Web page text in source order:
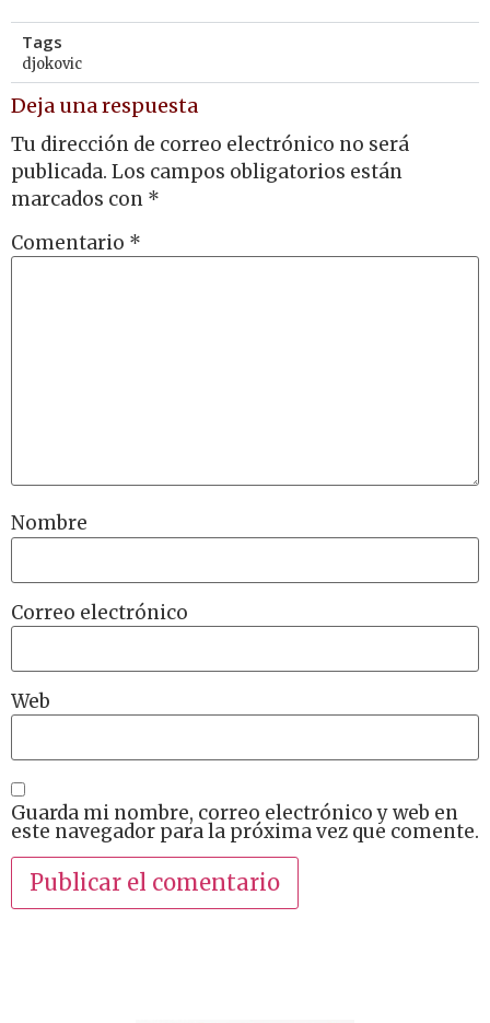
Tags
djokovic
Deja una respuesta
Tu dirección de correo electrónico no será
publicada. Los campos obligatorios están
marcados con *
Comentario *
Nombre
Correo electrónico
Web
Guarda mi nombre, correo electrónico y web en
este navegador para la próxima vez que comente.